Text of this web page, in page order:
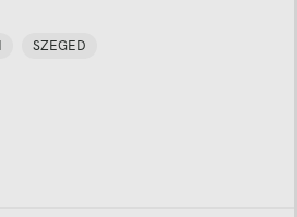
SZEGED